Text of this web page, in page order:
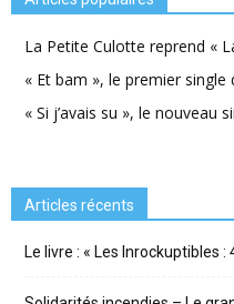
La Petite Culotte reprend «
« Et bam », le premier single
« Si j’avais su », le nouveau
Articles récents
Le livre : « Les Inrockuptibles